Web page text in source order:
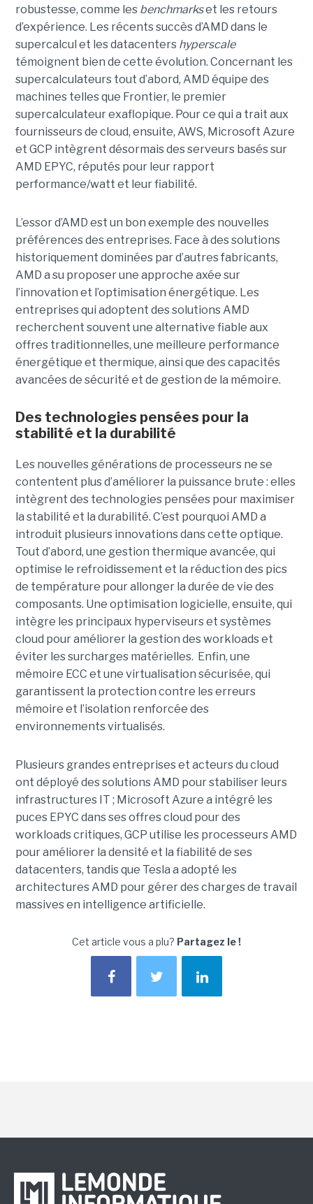
robustesse, comme les benchmarkset les retours
d’expérience. Les récents succès d’AMD dans le
supercalcul et les datacenters hyperscale
témoignent bien de cette évolution. Concernant les
supercalculateurs tout d’abord, AMD équipe des
machines telles que Frontier, le premier
supercalculateur exaflopique. Pour ce qui a trait aux
fournisseurs de cloud, ensuite, AWS, Microsoft Azure
et GCP intègrent désormais des serveurs basés sur
AMD EPYC, réputés pour leur rapport
performance/watt et leur fiabilité.
L’essor d’AMD est un bon exemple des nouvelles
préférences des entreprises. Face à des solutions
historiquement dominées par d’autres fabricants,
AMD a su proposer une approche axée sur
l’innovation et l’optimisation énergétique. Les
entreprises qui adoptent des solutions AMD
recherchent souvent une alternative fiable aux
offres traditionnelles, une meilleure performance
énergétique et thermique, ainsi que des capacités
avancées de sécurité et de gestion de la mémoire.
Des technologies pensées pour la
stabilité et la durabilité
Les nouvelles générations de processeurs ne se
contentent plus d’améliorer la puissance brute : elles
intègrent des technologies pensées pour maximiser
la stabilité et la durabilité. C’est pourquoi AMD a
introduit plusieurs innovations dans cette optique.
Tout d’abord, une gestion thermique avancée, qui
optimise le refroidissement et la réduction des pics
de température pour allonger la durée de vie des
composants. Une optimisation logicielle, ensuite, qui
intègre les principaux hyperviseurs et systèmes
cloud pour améliorer la gestion des workloads et
éviter les surcharges matérielles. Enfin, une
mémoire ECC et une virtualisation sécurisée, qui
garantissent la protection contre les erreurs
mémoire et l’isolation renforcée des
environnements virtualisés.
Plusieurs grandes entreprises et acteurs du cloud
ont déployé des solutions AMD pour stabiliser leurs
infrastructures IT ; Microsoft Azure a intégré les
puces EPYC dans ses offres cloud pour des
workloads critiques, GCP utilise les processeurs AMD
pour améliorer la densité et la fiabilité de ses
datacenters, tandis que Tesla a adopté les
architectures AMD pour gérer des charges de travail
massives en intelligence artificielle.
Cet article vous a plu? Partagez le !